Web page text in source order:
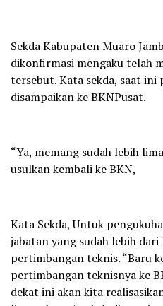
Sekda Kabupaten Muaro
dikonfirmasi mengaku telah
tersebut. Kata sekda, saat ini
disampaikan ke BKNPusat.
“Ya, memang sudah lebih
usulkan kembali ke BKN,
Kata Sekda, Untuk
jabatan yang sudah lebih
pertimbangan teknis. “Baru
pertimbangan teknisnya ke
dekat ini akan kita